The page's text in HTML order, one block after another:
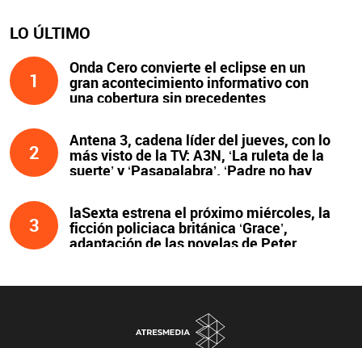
LO ÚLTIMO
1
Onda Cero convierte el eclipse en un
gran acontecimiento informativo con
una cobertura sin precedentes
2
Antena 3, cadena líder del jueves, con lo
más visto de la TV: A3N, ‘La ruleta de la
suerte’ y ‘Pasapalabra’. ‘Padre no hay
3
laSexta estrena el próximo miércoles, la
ficción policiaca británica ‘Grace’,
adaptación de las novelas de Peter